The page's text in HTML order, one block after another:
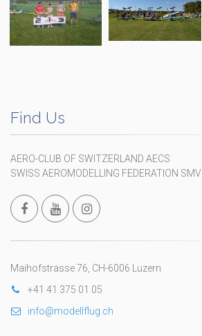
Find Us
AERO-CLUB OF SWITZERLAND AECS
SWISS AEROMODELLING FEDERATION SMV
Maihofstrasse 76, CH-6006 Luzern
+41 41 375 01 05
info@modellflug.ch